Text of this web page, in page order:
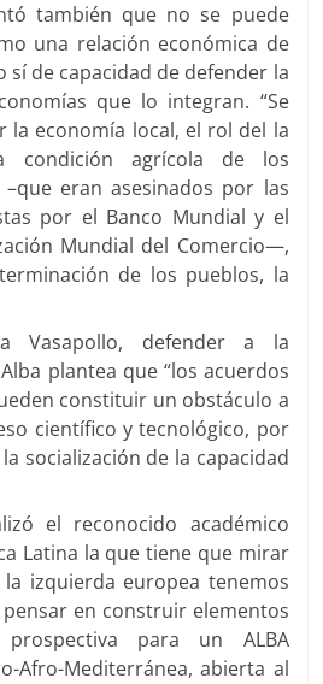
también que no se puede
una relación económica de
de capacidad de defender la
que lo integran. “Se
la economía local, el rol del la
condición agrícola de los
–que eran asesinados por las
por el Banco Mundial y el
Mundial del Comercio—,
de los pueblos, la
Vasapollo, defender a la
plantea que “los acuerdos
constituir un obstáculo a
científico y tecnológico, por
socialización de la capacidad
el reconocido académico
Latina la que tiene que mirar
izquierda europea tenemos
en construir elementos
para un ALBA
Afro-Mediterránea, abierta al